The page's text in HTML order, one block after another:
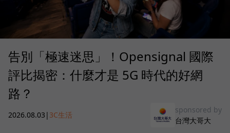
告別「極速迷思」！Opensignal 國際
評比揭密：什麼才是 5G 時代的好網
路？
2026.08.03 | 3C生活
sponsored by
台灣大哥大